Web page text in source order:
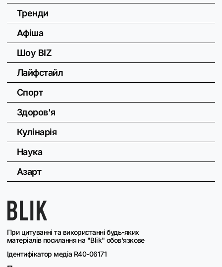
При цитуванні та використанні будь-яких
матеріалів посилання на "Blik" обов'язкове
Ідентифікатор медіа R40-06171
Тренди
Афіша
Шоу BIZ
Лайфстайл
Спорт
Здоров'я
Кулінарія
Наука
Азарт